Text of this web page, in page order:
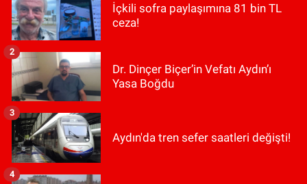
İçkili sofra paylaşımına 81 bin TL
ceza!
Dr. Dinçer Biçer’in Vefatı Aydın’ı
Yasa Boğdu
2
Aydın'da tren sefer saatleri değişti!
3
4